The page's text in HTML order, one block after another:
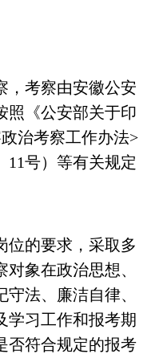
考察由安徽公安
照《公安部关于印
治考察工作办法>
11号）等有关规定
的要求，采取多
象在政治思想、
法、廉洁自律、
学习工作和报考期
否符合规定的报考